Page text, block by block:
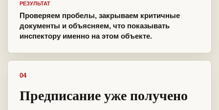
РЕЗУЛЬТАТ
Проверяем пробелы, закрываем критичные
документы и объясняем, что показывать
инспектору именно на этом объекте.
04
Предписание уже получено